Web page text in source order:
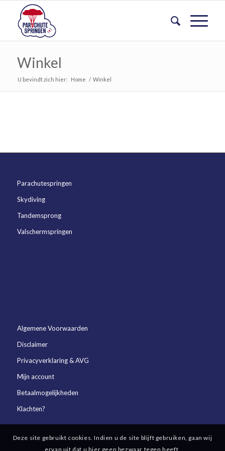
Winkel
U bevindt zich hier: Home / Winkel
Parachutespringen
Skydiving
Tandemsprong
Valschermspringen
Algemene Voorwaarden
Disclaimer
Privacyverklaring & AVG
Mijn account
Betaalmogelijkheden
Klachten?
Deze site gebruikt cookies. Indien u de site blijft gebruiken, gaan wij
ervan uit dat u hier geen bezwaar tegen heeft.